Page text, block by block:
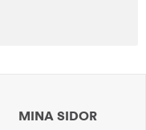
MINA SIDOR